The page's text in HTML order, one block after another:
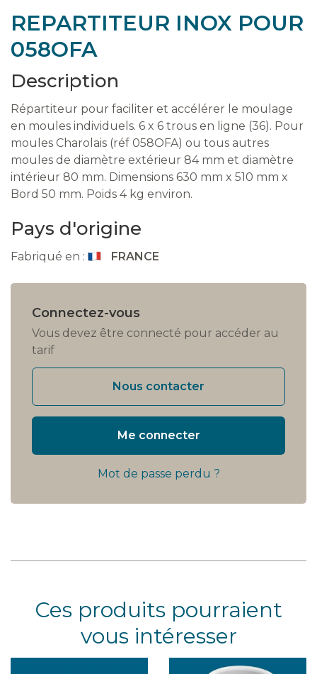
REPARTITEUR INOX POUR
058OFA
Description
Répartiteur pour faciliter et accélérer le moulage
en moules individuels. 6 x 6 trous en ligne (36). Pour
moules Charolais (réf 058OFA) ou tous autres
moules de diamètre extérieur 84 mm et diamètre
intérieur 80 mm. Dimensions 630 mm x 510 mm x
Bord 50 mm. Poids 4 kg environ.
Pays d'origine
Fabriqué en : FRANCE
Connectez-vous
Vous devez être connecté pour accéder au
tarif
Nous contacter
Me connecter
Mot de passe perdu ?
Ces produits pourraient
vous intéresser